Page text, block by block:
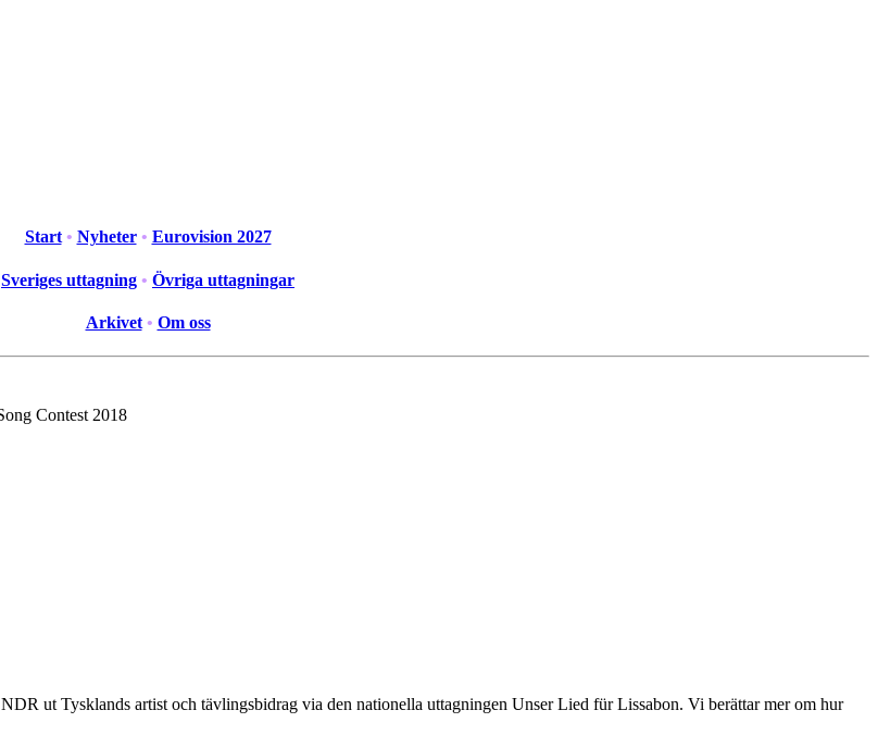
Start • Nyheter • Eurovision 2027
Sveriges uttagning • Övriga uttagningar
Arkivet • Om oss
Contest 2018
ut Tysklands artist och tävlingsbidrag via den nationella uttagningen Unser Lied für Lissabon. Vi berättar mer om hur